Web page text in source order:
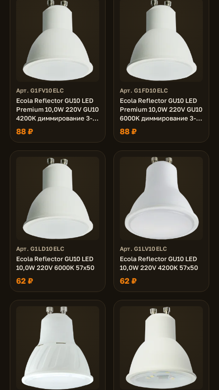
Арт. G1FV10ELC
Ecola Reflector GU10 LED
Premium 10,0W 220V GU10
4200K диммирование 3-х
ступ. (100% -50% - 10% )
матовая 48x50
88 ₽
Арт. G1FD10ELC
Ecola Reflector GU10 LED
Premium 10,0W 220V GU10
6000K диммирование 3-х
ступ. (100% -50% - 10% )
матовая 48x50
88 ₽
Арт. G1LD10ELC
Ecola Reflector GU10 LED
10,0W 220V 6000K 57x50
62 ₽
Арт. G1LV10ELC
Ecola Reflector GU10 LED
10,0W 220V 4200K 57x50
62 ₽